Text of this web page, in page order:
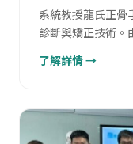
系統教授龍氏正骨
診斷與矯正技術。
了解詳情 →